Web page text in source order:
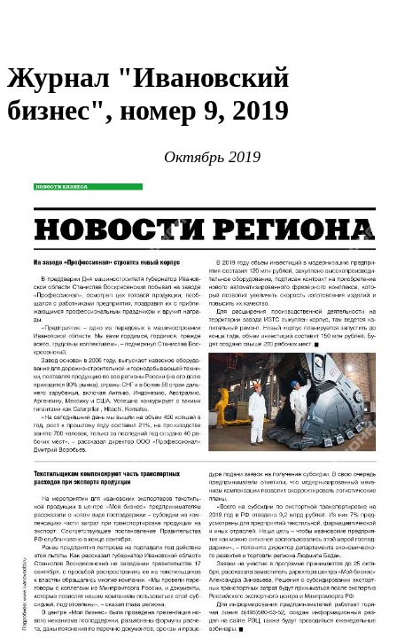
Журнал "Ивановский
бизнес", номер 9, 2019
Октябрь 2019